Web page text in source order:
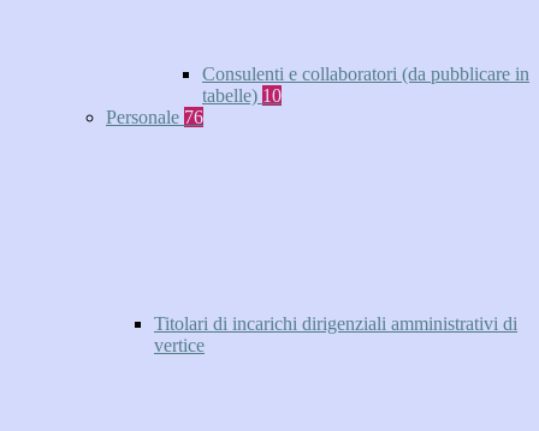
Consulenti e collaboratori (da pubblicare in
tabelle) 10
Personale 76
Titolari di incarichi dirigenziali amministrativi di
vertice